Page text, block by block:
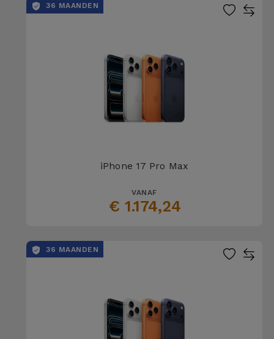
36 MAANDEN
iPhone 17 Pro Max
VANAF
€ 1.174,24
36 MAANDEN